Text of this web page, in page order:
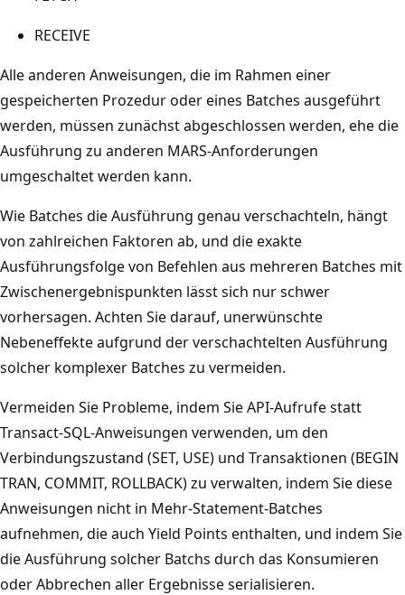
RECEIVE
Alle anderen Anweisungen, die im Rahmen einer
gespeicherten Prozedur oder eines Batches ausgeführt
werden, müssen zunächst abgeschlossen werden, ehe die
Ausführung zu anderen MARS-Anforderungen
umgeschaltet werden kann.
Wie Batches die Ausführung genau verschachteln, hängt
von zahlreichen Faktoren ab, und die exakte
Ausführungsfolge von Befehlen aus mehreren Batches mit
Zwischenergebnispunkten lässt sich nur schwer
vorhersagen. Achten Sie darauf, unerwünschte
Nebeneffekte aufgrund der verschachtelten Ausführung
solcher komplexer Batches zu vermeiden.
Vermeiden Sie Probleme, indem Sie API-Aufrufe statt
Transact-SQL-Anweisungen verwenden, um den
Verbindungszustand (SET, USE) und Transaktionen (BEGIN
TRAN, COMMIT, ROLLBACK) zu verwalten, indem Sie diese
Anweisungen nicht in Mehr-Statement-Batches
aufnehmen, die auch Yield Points enthalten, und indem Sie
die Ausführung solcher Batchs durch das Konsumieren
oder Abbrechen aller Ergebnisse serialisieren.